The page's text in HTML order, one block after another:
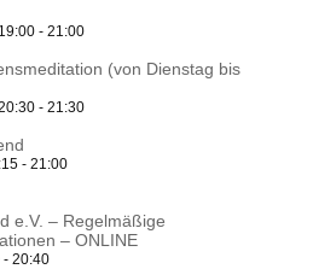
- 21:00
(von Dienstag bis
- 21:30
- 21:00
e.V. – Regelmäßige
– ONLINE
- 20:40